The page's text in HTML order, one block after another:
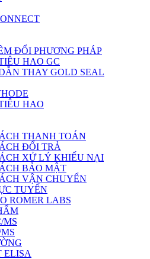
ĐỔI PHƯƠNG PHÁP
HAO GC
THAY GOLD SEAL
HAO
THANH TOÁN
ĐỔI TRẢ
XỬ LÝ KHIẾU NẠI
BẢO MẬT
VẬN CHUYỂN
TUYẾN
ROMER LABS
MS
ELISA